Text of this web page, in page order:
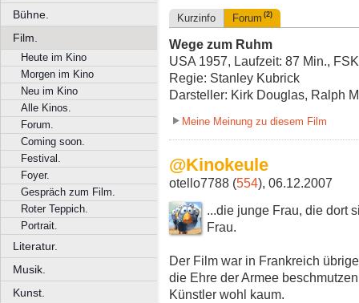
Bühne.
Film.
Heute im Kino
Morgen im Kino
Neu im Kino
Alle Kinos.
Forum.
Coming soon.
Festival.
Foyer.
Gespräch zum Film.
Roter Teppich.
Portrait.
Literatur.
Musik.
Kunst.
Kurzinfo Forum (2)
Wege zum Ruhm
USA 1957, Laufzeit: 87 Min.,
Regie: Stanley Kubrick
Darsteller: Kirk Douglas, Ralph
Meine Meinung zu diesem Film
@Kinokeule
otello7788 (554), 06.12.2007
...die junge Frau, die dort
Frau.
Der Film war in Frankreich
die Ehre der Armee
Künstler wohl kaum.